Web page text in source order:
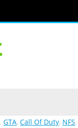
, GTA, Call Of Duty, NFS,